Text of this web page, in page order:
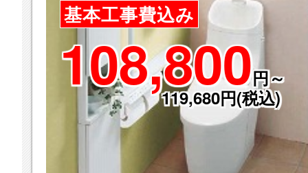
基本工事費込み
108,800円～
119,680円(税込)